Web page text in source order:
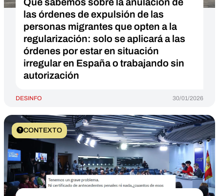
las órdenes de expulsión de las
personas migrantes que opten a la
regularización: solo se aplicará a las
órdenes por estar en situación
irregular en España o trabajando sin
autorización
DESINFO 30/01/2026
CONTEXTO